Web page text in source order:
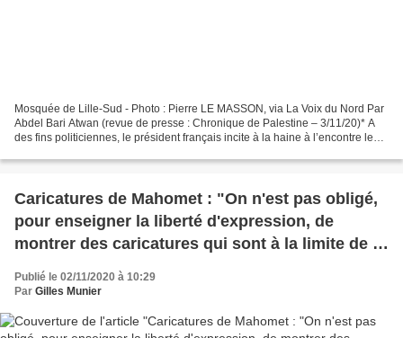
Mosquée de Lille-Sud - Photo : Pierre LE MASSON, via La Voix du Nord Par
Abdel Bari Atwan (revue de presse : Chronique de Palestine – 3/11/20)* A
des fins politiciennes, le président français incite à la haine à l’encontre les
Caricatures de Mahomet : "On n'est pas obligé,
pour enseigner la liberté d'expression, de
montrer des caricatures qui sont à la limite de la
pornographie", estime Luc Ferry
Publié le 02/11/2020 à 10:29
Par Gilles Munier